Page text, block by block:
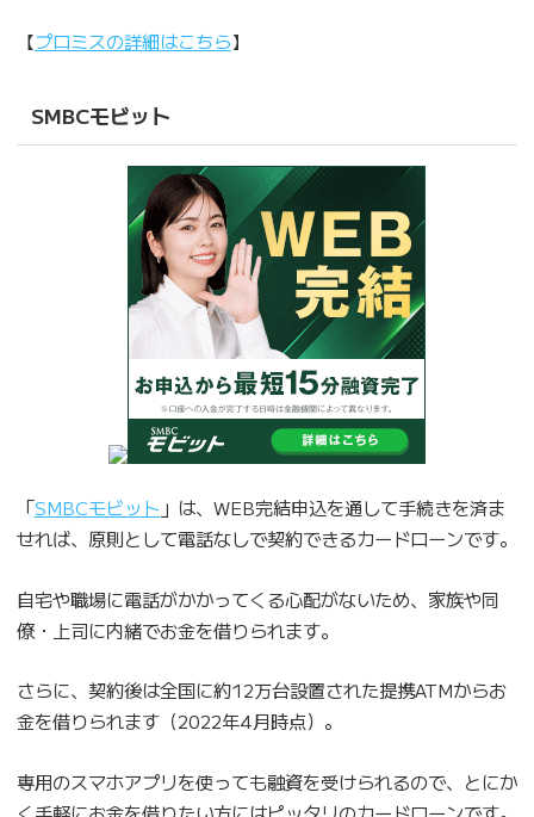
【プロミスの詳細はこちら】
SMBCモビット
「SMBCモビット 」は、WEB完結申込を通して手続きを済ま
せれば、原則として電話なしで契約できるカードローンです。
自宅や職場に電話がかかってくる心配がないため、家族や同
僚・上司に内緒でお金を借りられます。
さらに、契約後は全国に約12万台設置された提携ATMからお
金を借りられます（2022年4月時点）。
専用のスマホアプリを使っても融資を受けられるので、とにか